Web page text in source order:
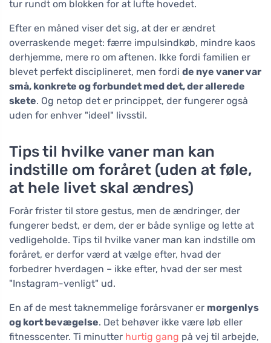
tur rundt om blokken for at lufte hovedet.
Efter en måned viser det sig, at der er ændret
overraskende meget: færre impulsindkøb, mindre kaos
derhjemme, mere ro om aftenen. Ikke fordi familien er
blevet perfekt disciplineret, men fordi de nye vaner var
små, konkrete og forbundet med det, der allerede
skete. Og netop det er princippet, der fungerer også
uden for enhver "ideel" livsstil.
Tips til hvilke vaner man kan
indstille om foråret (uden at føle,
at hele livet skal ændres)
Forår frister til store gestus, men de ændringer, der
fungerer bedst, er dem, der er både synlige og lette at
vedligeholde. Tips til hvilke vaner man kan indstille om
foråret, er derfor værd at vælge efter, hvad der
forbedrer hverdagen – ikke efter, hvad der ser mest
"Instagram-venligt" ud.
En af de mest taknemmelige forårsvaner er morgenlys
og kort bevægelse. Det behøver ikke være løb eller
fitnesscenter. Ti minutter hurtig gang på vej til arbejde,